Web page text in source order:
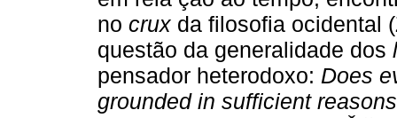
no crux da filosofia ocidental
questão da generalidade dos
pensador heterodoxo: Does
grounded in sufficient